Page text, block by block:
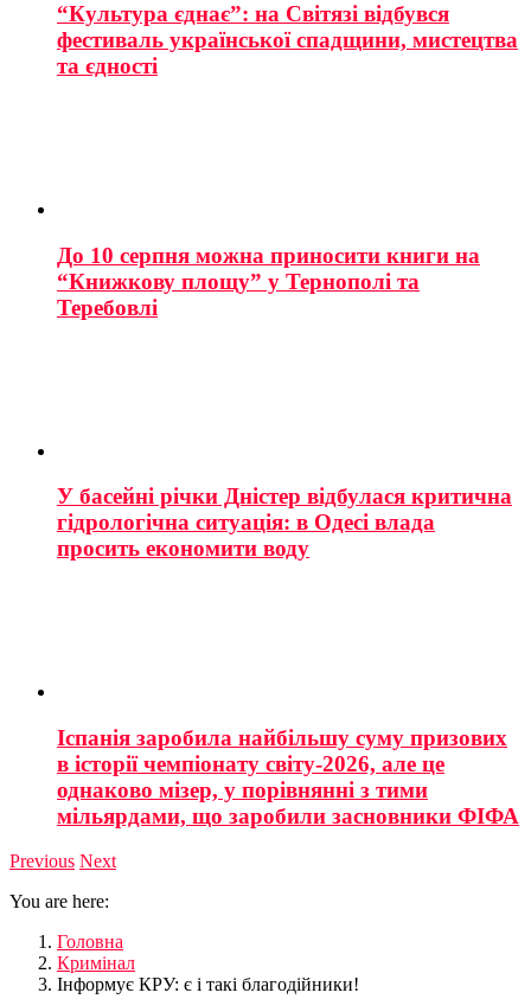
“Культура єднає”: на Світязі відбувся
фестиваль української спадщини, мистецтва
та єдності
До 10 серпня можна приносити книги на
“Книжкову площу” у Тернополі та
Теребовлі
У басейні річки Дністер відбулася критична
гідрологічна ситуація: в Одесі влада
просить економити воду
Іспанія заробила найбільшу суму призових
в історії чемпіонату світу-2026, але це
однаково мізер, у порівнянні з тими
мільярдами, що заробили засновники ФІФА
Previous Next
You are here:
Головна
Кримінал
Інформує КРУ: є і такі благодійники!